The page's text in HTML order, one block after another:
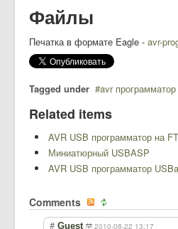
Файлы
Печатка в формате Eagle - avr-
Tagged under avr программатор
Related items
AVR USB программатор на
Миниатюрный USBASP
AVR USB программатор
Comments
# Guest 2010-08-22 13:17